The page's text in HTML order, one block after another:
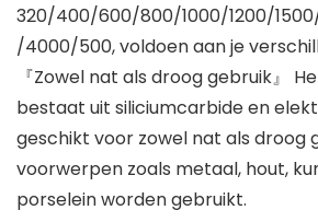
320/400/600/800/1000/1200/
/4000/500, voldoen aan je
『Zowel nat als droog gebruik』
bestaat uit siliciumcarbide en
geschikt voor zowel nat als droog
voorwerpen zoals metaal, hout,
porselein worden gebruikt.